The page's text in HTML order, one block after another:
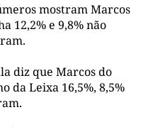
mostram Marcos
12,2% e 9,8% não
diz que Marcos do
da Leixa 16,5%, 8,5%